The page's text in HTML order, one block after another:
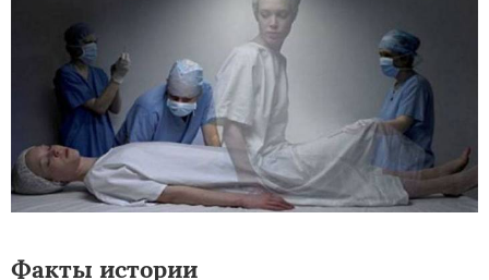
Факты истории